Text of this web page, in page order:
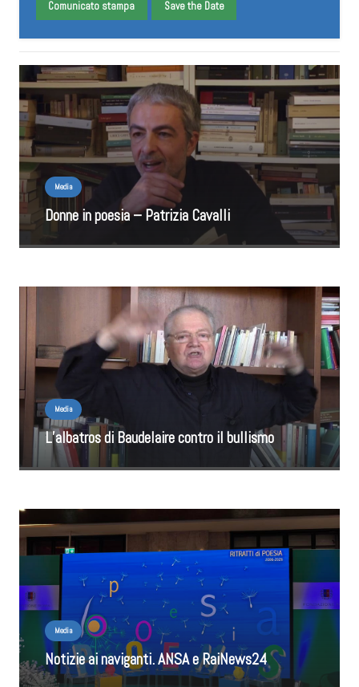
Comunicato stampa Save the Date
Media
Donne in poesia – Patrizia Cavalli
Media
L’albatros di Baudelaire contro il bullismo
Media
Notizie ai naviganti. ANSA e RaiNews24